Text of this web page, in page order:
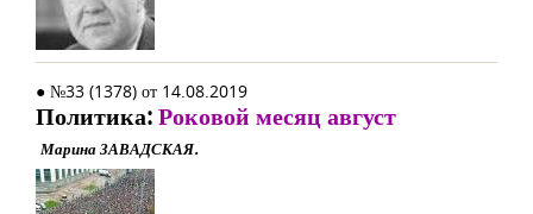
● №33 (1378) от 14.08.2019
Политика:Роковой месяц август
Марина ЗАВАДСКАЯ.